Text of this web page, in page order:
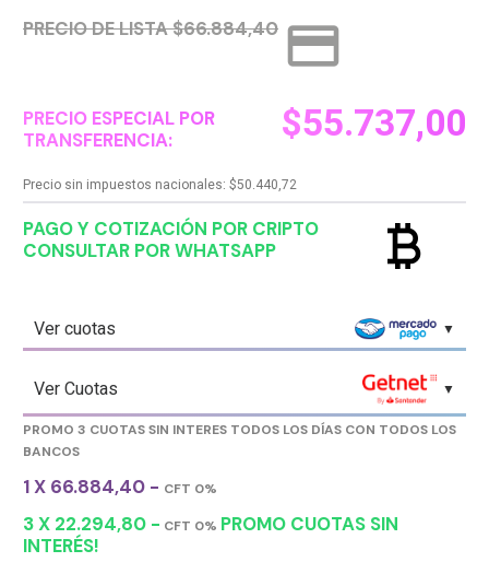
PRECIO DE LISTA $66.884,40 credit_card
PRECIO ESPECIAL POR
TRANSFERENCIA:
$55.737,00
Precio sin impuestos nacionales: $50.440,72
PAGO Y COTIZACIÓN POR CRIPTO
CONSULTAR POR WHATSAPP
currency_bitcoin
Ver cuotas
Ver Cuotas
PROMO 3 CUOTAS SIN INTERES TODOS LOS DÍAS CON TODOS LOS
BANCOS
1 X 66.884,40 - CFT 0%
3 X 22.294,80 - CFT 0% PROMO CUOTAS SIN
INTERÉS!